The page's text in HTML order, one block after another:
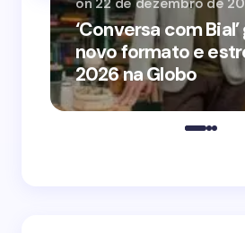
‘Conversa com
novo formato e
2026 na Globo
on 22 de dezembro de